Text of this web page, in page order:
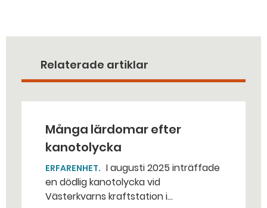
Relaterade artiklar
Många lärdomar efter
kanotolycka
ERFARENHET
en dödlig kanotolycka vid
Västerkvarns kraftstation i